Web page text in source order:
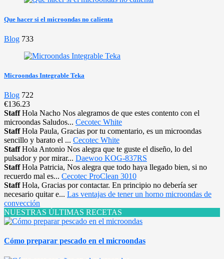
Que hacer si el microondas no calienta
Blog 733
Microondas Integrable Teka
Blog 722
€136.23
StaffHola Nacho Nos alegramos de que estes contento con el
microondas Saludos... Cecotec White
StaffHola Paula, Gracias por tu comentario, es un microondas
sencillo y barato el ... Cecotec White
StaffHola Antonio Nos alegra que te guste el diseño, lo del
pulsador y por mirar... Daewoo KOG-837RS
StaffHola Patricia, Nos alegra que todo haya llegado bien, si no
recuerdo mal es... Cecotec ProClean 3010
StaffHola, Gracias por contactar. En principio no debería ser
necesario quitar e... Las ventajas de tener un horno microondas de
convección
NUESTRAS ÚLTIMAS RECETAS
Cómo preparar pescado en el microondas